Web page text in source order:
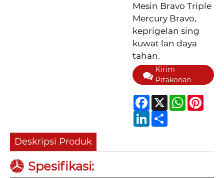
Mesin Bravo Triple
Mercury Bravo,
keprigelan sing
kuwat lan daya
tahan.
Kirim
Pitakonan
Facebook
X WhatsApp
LinkedInShare
Deskripsi Produk
Spesifikasi: